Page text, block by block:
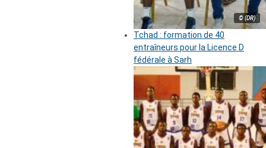
© (DR)
Tchad : formation de 40
entraîneurs pour la Licence D
fédérale à Sarh